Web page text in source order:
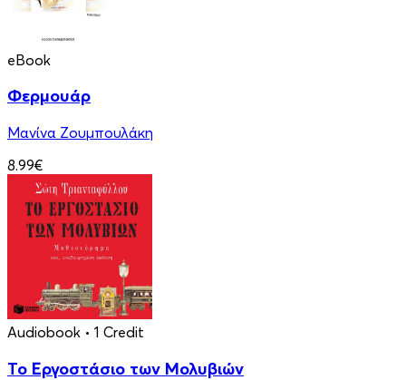
eBook
Φερμουάρ
Μανίνα Ζουμπουλάκη
8.99€
Audiobook • 1 Credit
Το Εργοστάσιο των Μολυβιών